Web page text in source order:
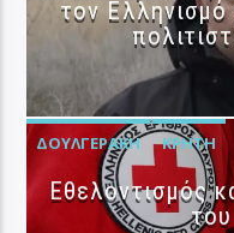
τον Ελληνισμό
ΔΟΥΛΓΕΡΆΚΗ ΚΡΉΤΗ
Εθελοντισμός